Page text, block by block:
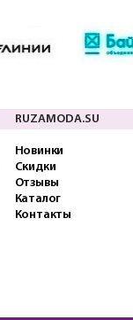
RUZAMODA.SU
Новинки
Скидки
Отзывы
Каталог
Контакты